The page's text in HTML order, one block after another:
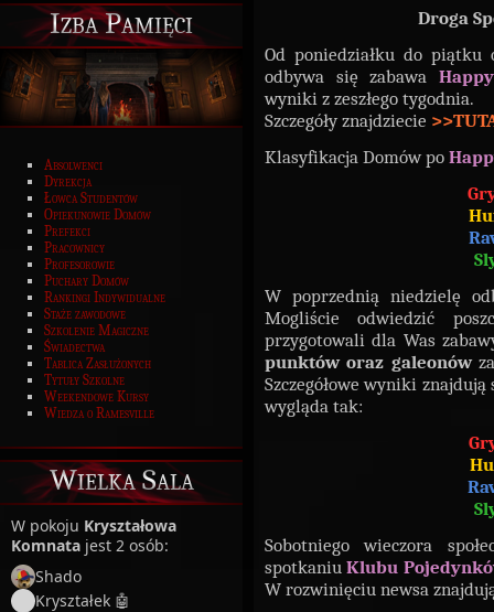
Izba Pamięci
Absolwenci
Dyrekcja
Łowca Studentów
Opiekunowie Domów
Prefekci
Pracownicy
Profesorowie
Puchary Domów
Rankingi Indywidualne
Staże zawodowe
Szkolenie Magiczne
Świadectwa
Tablica Zasłużonych
Tytuły Szkolne
Weekendowe Kursy
Wiedza o Ramesville
Wielka Sala
W pokoju Kryształowa
Komnata jest 2 osób:
Shado
Kryształek 🤖
Droga
Od poniedziałku do piątku
odbywa się zabawa
wyniki z zeszłego tygodnia.
Szczegóły znajdziecie
Klasyfikacja Domów po
W poprzednią niedzielę
Mogliście odwiedzić
przygotowali dla Was
punktów oraz galeonów
Szczegółowe wyniki
wygląda tak:
Sobotniego wieczora
spotkaniuKlubu
W rozwinięciu newsa